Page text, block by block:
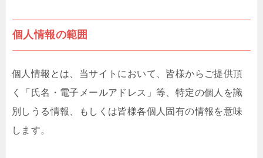
個人情報の範囲
個人情報とは、当サイトにおいて、皆様からご提供頂
く「氏名・電子メールアドレス」等、特定の個人を識
別しうる情報、もしくは皆様各個人固有の情報を意味
します。